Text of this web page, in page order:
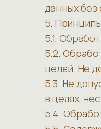
данных без
5.
5.1.
5.2.
целей. Не
5.3. Не
в целях,
5.4.